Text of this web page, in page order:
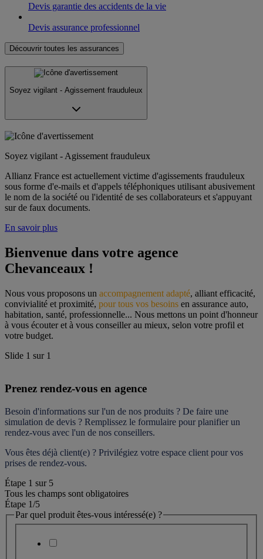
Devis garantie des accidents de la vie
Devis assurance professionnel
Découvrir toutes les assurances
Soyez vigilant - Agissement frauduleux
Soyez vigilant - Agissement frauduleux
Allianz France est actuellement victime d'agissements frauduleux
sous forme d'e-mails et d'appels téléphoniques utilisant abusivement
le nom de la société ou l'identité de ses collaborateurs et s'appuyant
sur de faux documents.
En savoir plus
Bienvenue dans votre agence
Chevanceaux !
Nous vous proposons un accompagnement adapté, alliant efficacité,
convivialité et proximité, pour tous vos besoins en assurance auto,
habitation, santé, professionnelle... Nous mettons un point d'honneur
à vous écouter et à vous conseiller au mieux, selon votre profil et
votre budget.
Slide 1 sur 1
Prenez rendez-vous en agence
Besoin d'informations sur l'un de nos produits ? De faire une
simulation de devis ? Remplissez le formulaire pour planifier un
rendez-vous avec l'un de nos conseillers.
Vous êtes déjà client(e) ? Privilégiez votre espace client pour vos
prises de rendez-vous.
Étape 1 sur 5
Tous les champs sont obligatoires
Étape 1/5
Par quel produit êtes-vous intéressé(e) ?